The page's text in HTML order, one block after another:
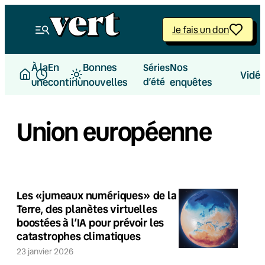
Je fais un don
À la
une
En
continu
Bonnes
nouvelles
Séries
d’été
Nos
enquêtes
Union européenne
Les «jumeaux numériques» de la
Terre, des planètes virtuelles
boostées à l’IA pour prévoir les
catastrophes climatiques
23 janvier 2026